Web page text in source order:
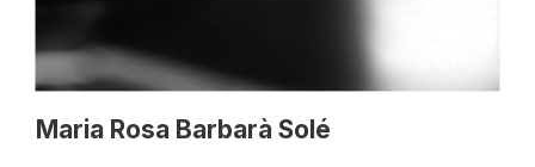
Maria Rosa Barbarà Solé